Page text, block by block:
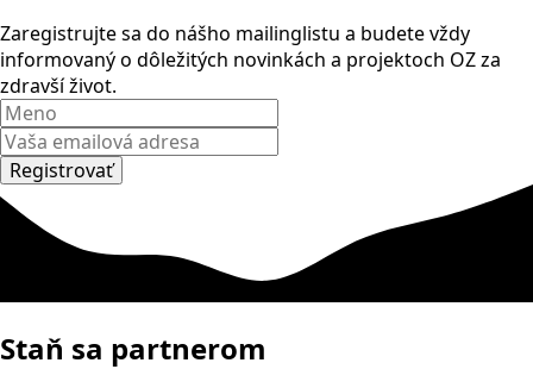
Zaregistrujte sa do nášho mailinglistu a budete vždy
informovaný o dôležitých novinkách a projektoch OZ za
zdravší život.
Registrovať
Staň sa partnerom